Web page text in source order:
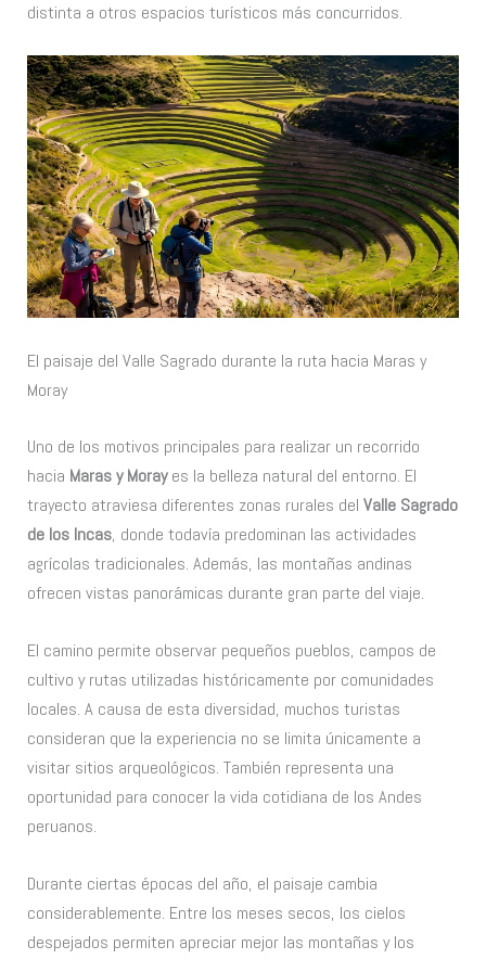
distinta a otros espacios turísticos más concurridos.
El paisaje del Valle Sagrado durante la ruta hacia Maras y
Moray
Uno de los motivos principales para realizar un recorrido
hacia Maras y Morayes la belleza natural del entorno. El
trayecto atraviesa diferentes zonas rurales delValle Sagrado
de los Incas, donde todavía predominan las actividades
agrícolas tradicionales. Además, las montañas andinas
ofrecen vistas panorámicas durante gran parte del viaje.
El camino permite observar pequeños pueblos, campos de
cultivo y rutas utilizadas históricamente por comunidades
locales. A causa de esta diversidad, muchos turistas
consideran que la experiencia no se limita únicamente a
visitar sitios arqueológicos. También representa una
oportunidad para conocer la vida cotidiana de los Andes
peruanos.
Durante ciertas épocas del año, el paisaje cambia
considerablemente. Entre los meses secos, los cielos
despejados permiten apreciar mejor las montañas y los